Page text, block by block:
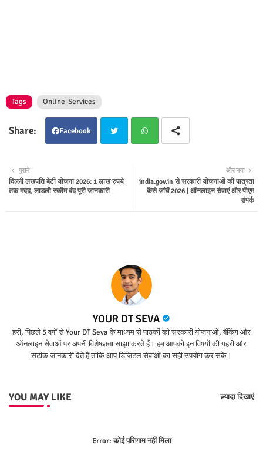
Tags Online-Services
Facebook
ter tsap
और नया
india.gov.in से सरकारी योजनाओं की पात्रता
कैसे जांचें 2026 | ऑनलाइन सेवाएं और पीएम
संपर्क
पुराने
दिल्ली लखपति बेटी योजना 2026: 1 लाख रुपये
तक मदद, लाडली स्कीम बंद पूरी जानकारी
YOUR DT SEVA
हरी, पिछले 5 वर्षों से Your DT Seva के माध्यम से पाठकों को सरकारी योजनाओं, बैंकिंग और
ऑनलाइन सेवाओं पर अपनी विशेषज्ञता साझा करते हैं। हम आपको इन विषयों की गहरी और
सटीक जानकारी देते हैं ताकि आप डिजिटल सेवाओं का सही उपयोग कर सकें।
YOU MAY LIKE ज़्यादा दिखाएं
Error:कोई परिणाम नहीं मिला